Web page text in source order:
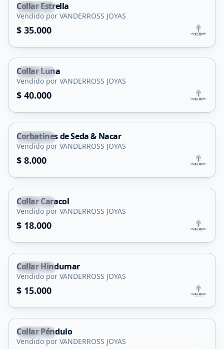
Capital
Collar Estrella
Vendido por VANDERROSS JOYAS
$ 35.000
Capital
Collar Luna
Vendido por VANDERROSS JOYAS
$ 40.000
Capital
Corbatines de Seda & Nacar
Vendido por VANDERROSS JOYAS
$ 8.000
Capital
Collar Caracol
Vendido por VANDERROSS JOYAS
$ 18.000
Capital
Collar Hindumar
Vendido por VANDERROSS JOYAS
$ 15.000
Capital
Collar Péndulo
Vendido por VANDERROSS JOYAS